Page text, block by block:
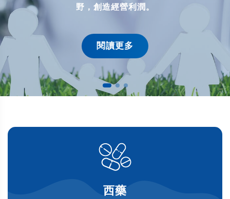
野，創造經營利潤。
閱讀更多
西藥